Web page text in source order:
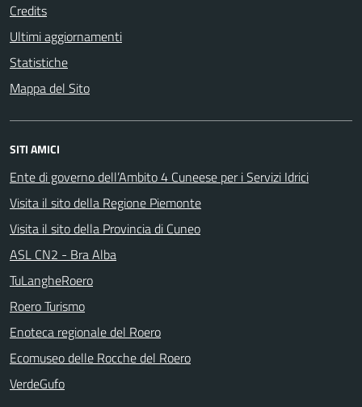
Credits
Ultimi aggiornamenti
Statistiche
Mappa del Sito
SITI AMICI
Ente di governo dell’Ambito 4 Cuneese per i Servizi Idrici
Visita il sito della Regione Piemonte
Visita il sito della Provincia di Cuneo
ASL CN2 - Bra Alba
TuLangheRoero
Roero Turismo
Enoteca regionale del Roero
Ecomuseo delle Rocche del Roero
VerdeGufo